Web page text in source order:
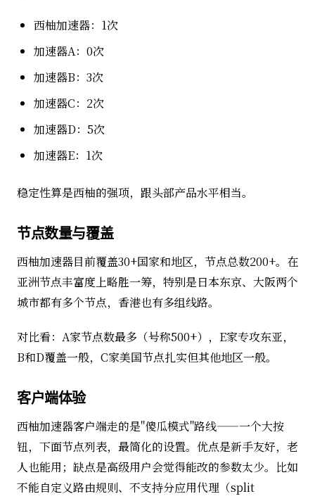
西柚加速器：1次
加速器A：0次
加速器B：3次
加速器C：2次
加速器D：5次
加速器E：1次
稳定性算是西柚的强项，跟头部产品水平相当。
节点数量与覆盖
西柚加速器目前覆盖30+国家和地区，节点总数200+。在
亚洲节点丰富度上略胜一筹，特别是日本东京、大阪两个
城市都有多个节点，香港也有多组线路。
对比看：A家节点数最多（号称500+），E家专攻东亚，
B和D覆盖一般，C家美国节点扎实但其他地区一般。
客户端体验
西柚加速器客户端走的是"傻瓜模式"路线——一个大按
钮，下面节点列表，最简化的设置。优点是新手友好，老
人也能用；缺点是高级用户会觉得能改的参数太少。比如
不能自定义路由规则、不支持分应用代理（split